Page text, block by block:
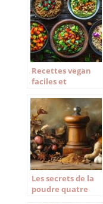
Recettes vegan
faciles et
explorez nos idées
pour des repas
savoureux
Les secrets de la
poudre quatre